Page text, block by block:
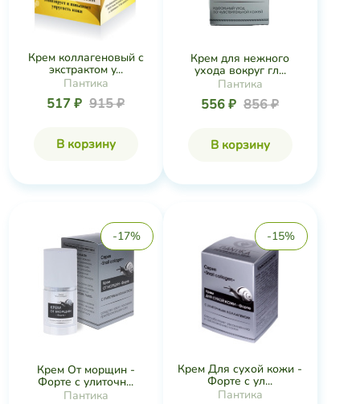
Крем коллагеновый с
экстрактом у...
Пантика
517 ₽ 915 ₽
В корзину
Крем для нежного
ухода вокруг гл...
Пантика
556 ₽ 856 ₽
В корзину
-17%
Крем От морщин -
Форте с улиточн...
Пантика
-15%
Крем Для сухой кожи -
Форте с ул...
Пантика